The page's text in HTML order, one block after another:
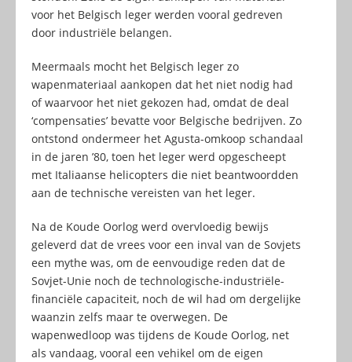
voor het Belgisch leger werden vooral gedreven
door industriële belangen.
Meermaals mocht het Belgisch leger zo
wapenmateriaal aankopen dat het niet nodig had
of waarvoor het niet gekozen had, omdat de deal
‘compensaties’ bevatte voor Belgische bedrijven. Zo
ontstond ondermeer het Agusta-omkoop schandaal
in de jaren ’80, toen het leger werd opgescheept
met Italiaanse helicopters die niet beantwoordden
aan de technische vereisten van het leger.
Na de Koude Oorlog werd overvloedig bewijs
geleverd dat de vrees voor een inval van de Sovjets
een mythe was, om de eenvoudige reden dat de
Sovjet-Unie noch de technologische-industriële-
financiële capaciteit, noch de wil had om dergelijke
waanzin zelfs maar te overwegen. De
wapenwedloop was tijdens de Koude Oorlog, net
als vandaag, vooral een vehikel om de eigen